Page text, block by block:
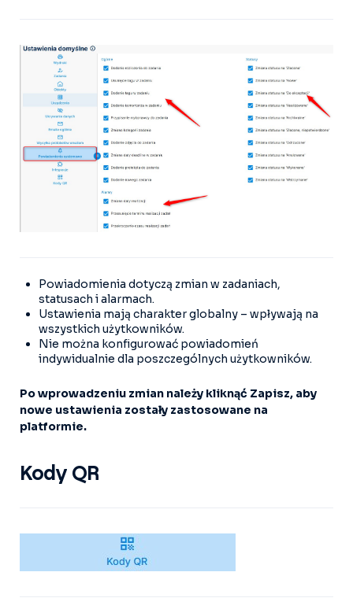
Powiadomienia dotyczą zmian w zadaniach,
statusach i alarmach.
Ustawienia mają charakter globalny – wpływają na
wszystkich użytkowników.
Nie można konfigurować powiadomień
indywidualnie dla poszczególnych użytkowników.
Po wprowadzeniu zmian należy kliknąć Zapisz, aby
nowe ustawienia zostały zastosowane na
platformie.
Kody QR